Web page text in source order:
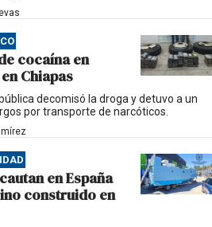
cocaína en
Chiapas
decomisó la droga y detuvo a un
por transporte de narcóticos.
en España
construido en